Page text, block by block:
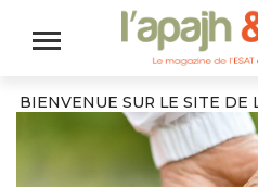
BIENVENUE SUR LE SITE DE